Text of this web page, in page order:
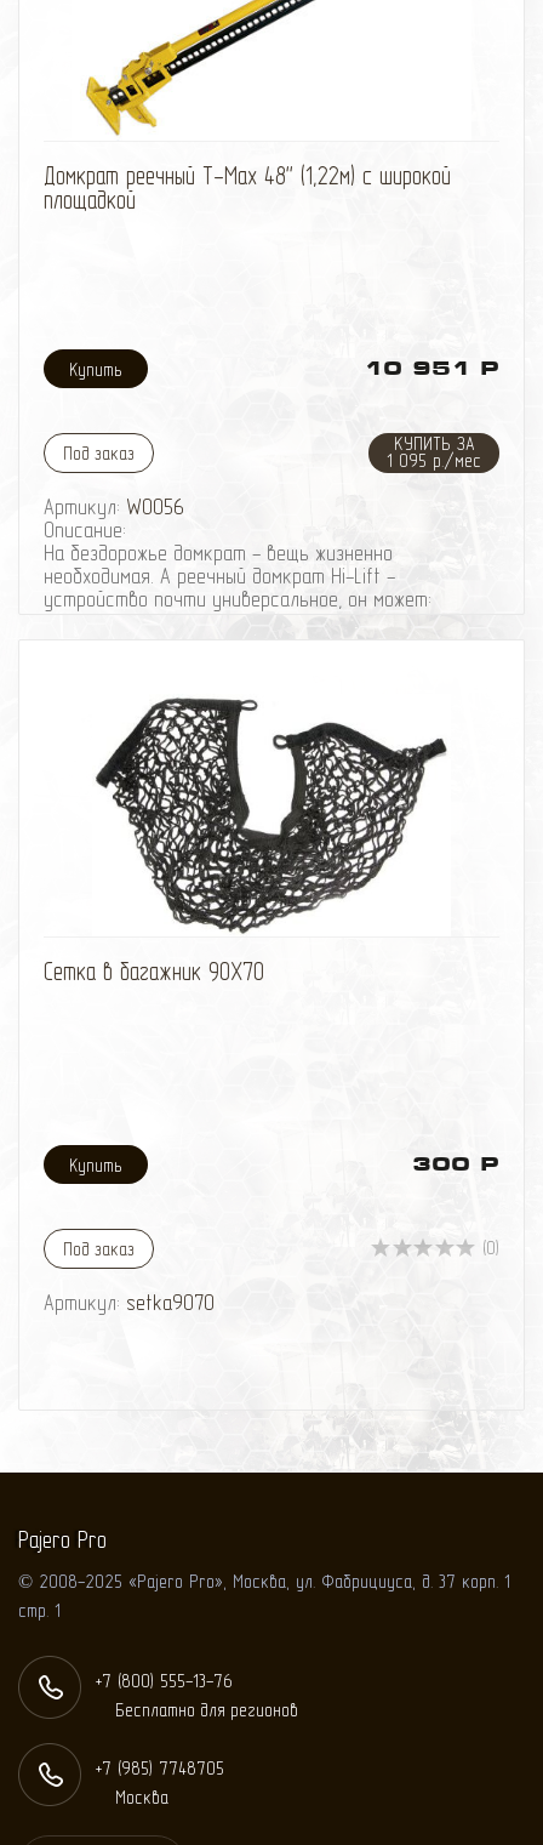
Домкрат реечный T-Max 48'' (1,22м) с широкой
площадкой
10 951 Р
Под заказ
КУПИТЬ ЗА
1 095 р./мес
Артикул: W0056
Описание:
На бездорожье домкрат - вещь жизненно
необходимая. А реечный домкрат Hi-Lift -
устройство почти универсальное, он может:
* Перемещать (приподнял - толкнул). Требуется
опыт и сноровка - можно повредить себя и машину
* Тянуть (как ручная лебёдка). Потребуется трос,
но лучше - такелажная цепь
* Сжимать (ручной пресс)
Сетка в багажник 90X70
300 Р
Под заказ (0)
Артикул: setka9070
Pajero Pro
+7 (800) 555-13-76
Бесплатно для регионов
+7 (985) 7748705
Москва
© 2008-2025 «Pajero Pro», Москва, ул. Фабрициуса, д. 37 корп. 1
стр. 1